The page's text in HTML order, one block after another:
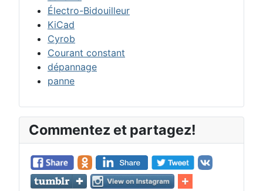
Électro-Bidouilleur
KiCad
Cyrob
Courant constant
dépannage
panne
Commentez et partagez!